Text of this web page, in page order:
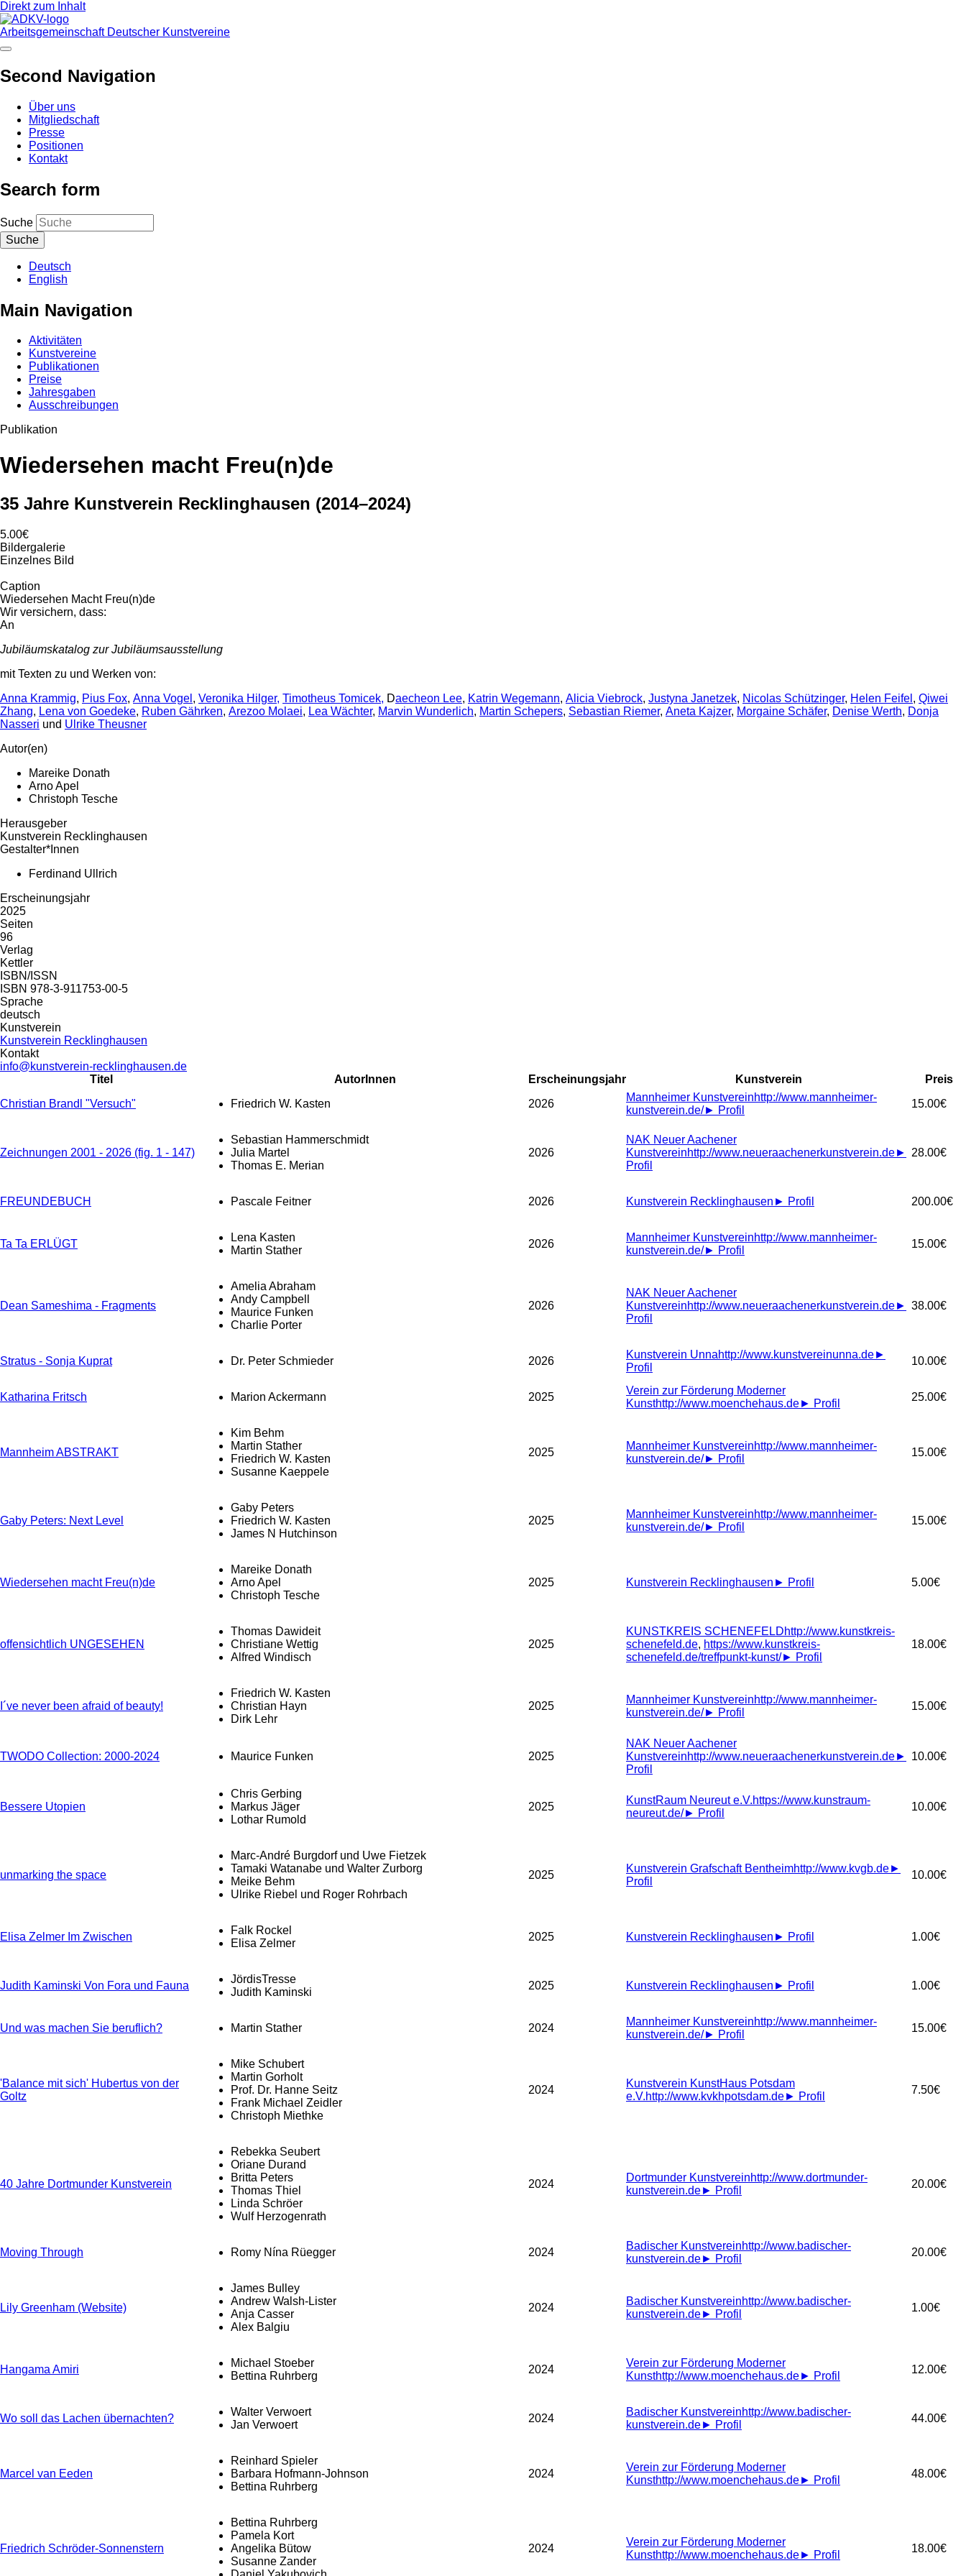
Direkt zum Inhalt
Arbeitsgemeinschaft Deutscher Kunstvereine
Second Navigation
Über uns
Mitgliedschaft
Presse
Positionen
Kontakt
Search form
Suche
Deutsch
English
Main Navigation
Aktivitäten
Kunstvereine
Publikationen
Preise
Jahresgaben
Ausschreibungen
Publikation
Wiedersehen macht Freu(n)de
35 Jahre Kunstverein Recklinghausen (2014–2024)
5.00€
Bildergalerie
Einzelnes Bild
Caption
Wiedersehen Macht Freu(n)de
Wir versichern, dass:
An
Jubiläumskatalog zur Jubiläumsausstellung
mit Texten zu und Werken von:
Anna Krammig, Pius Fox, Anna Vogel , Veronika Hilger, Timotheus Tomicek, Daecheon Lee, Katrin Wegemann, Alicia Viebrock, Justyna Janetzek, Nicolas Schützinger, Helen Feifel , Qiwei
Zhang, Lena von Goedeke, Ruben Gährken, Arezoo Molaei, Lea Wächter, Marvin Wunderlich, Martin Schepers, Sebastian Riemer, Aneta Kajzer, Morgaine Schäfer, Denise Werth, Donja
Nasseri und Ulrike Theusner
Autor(en)
Mareike Donath
Arno Apel
Christoph Tesche
Herausgeber
Kunstverein Recklinghausen
Gestalter*Innen
Ferdinand Ullrich
Erscheinungsjahr
2025
Seiten
96
Verlag
Kettler
ISBN/ISSN
ISBN 978-3-911753-00-5
Sprache
deutsch
Kunstverein
Kunstverein Recklinghausen
Kontakt
info@kunstverein-recklinghausen.de
Titel
AutorInnen Erscheinungsjahr Kunstverein
Preis
Christian Brandl "Versuch"
Friedrich W. Kasten 2026
Mannheimer Kunstvereinhttp://www.mannheimer-
kunstverein.de/► Profil
15.00€
Zeichnungen 2001 - 2026 (fig. 1 - 147)
Sebastian Hammerschmidt
Julia Martel
Thomas E. Merian
2026
NAK Neuer Aachener
Kunstvereinhttp://www.neueraachenerkunstverein.de►
Profil
28.00€
FREUNDEBUCH Pascale Feitner 2026 Kunstverein Recklinghausen ► Profil 200.00€
Ta Ta ERLÜGT
Lena Kasten
Martin Stather
2026
Mannheimer Kunstvereinhttp://www.mannheimer-
kunstverein.de/► Profil
15.00€
Dean Sameshima - Fragments
Amelia Abraham
Andy Campbell
Maurice Funken
Charlie Porter
2026
NAK Neuer Aachener
Kunstvereinhttp://www.neueraachenerkunstverein.de►
Profil
38.00€
Stratus - Sonja Kuprat Dr. Peter Schmieder 2026
Kunstverein Unnahttp://www.kunstvereinunna.de►
Profil
10.00€
Katharina Fritsch Marion Ackermann 2025
Verein zur Förderung Moderner
Kunsthttp://www.moenchehaus.de► Profil
25.00€
Mannheim ABSTRAKT
Kim Behm
Martin Stather
Friedrich W. Kasten
Susanne Kaeppele
2025
Mannheimer Kunstvereinhttp://www.mannheimer-
kunstverein.de/► Profil
15.00€
Gaby Peters: Next Level
Gaby Peters
Friedrich W. Kasten
James N Hutchinson
2025
Mannheimer Kunstvereinhttp://www.mannheimer-
kunstverein.de/► Profil
15.00€
Wiedersehen macht Freu(n)de
Mareike Donath
Arno Apel
Christoph Tesche
2025 Kunstverein Recklinghausen ► Profil 5.00€
offensichtlich UNGESEHEN
Thomas Dawideit
Christiane Wettig
Alfred Windisch
2025
KUNSTKREIS SCHENEFELDhttp://www.kunstkreis-
schenefeld.de, https://www.kunstkreis-
schenefeld.de/treffpunkt-kunst/► Profil
18.00€
I´ve never been afraid of beauty!
Friedrich W. Kasten
Christian Hayn
Dirk Lehr
2025
Mannheimer Kunstvereinhttp://www.mannheimer-
kunstverein.de/► Profil
15.00€
TWODO Collection: 2000-2024 Maurice Funken 2025
NAK Neuer Aachener
Kunstvereinhttp://www.neueraachenerkunstverein.de►
Profil
10.00€
Bessere Utopien
Chris Gerbing
Markus Jäger
Lothar Rumold
2025
KunstRaum Neureut e.V.https://www.kunstraum-
neureut.de/► Profil
10.00€
unmarking the space
Marc-André Burgdorf und Uwe Fietzek
Tamaki Watanabe und Walter Zurborg
Meike Behm
Ulrike Riebel und Roger Rohrbach
2025
Kunstverein Grafschaft Bentheimhttp://www.kvgb.de►
Profil
10.00€
Elisa Zelmer Im Zwischen
Falk Rockel
Elisa Zelmer
2025 Kunstverein Recklinghausen ► Profil 1.00€
Judith Kaminski Von Fora und Fauna
JördisTresse
Judith Kaminski
2025 Kunstverein Recklinghausen ► Profil 1.00€
Und was machen Sie beruflich? Martin Stather 2024
Mannheimer Kunstvereinhttp://www.mannheimer-
kunstverein.de/► Profil
15.00€
'Balance mit sich' Hubertus von der
Goltz
Mike Schubert
Martin Gorholt
Prof. Dr. Hanne Seitz
Frank Michael Zeidler
Christoph Miethke
2024
Kunstverein KunstHaus Potsdam
e.V.http://www.kvkhpotsdam.de► Profil
7.50€
40 Jahre Dortmunder Kunstverein
Rebekka Seubert
Oriane Durand
Britta Peters
Thomas Thiel
Linda Schröer
Wulf Herzogenrath
2024
Dortmunder Kunstvereinhttp://www.dortmunder-
kunstverein.de► Profil
20.00€
Moving Through Romy Nína Rüegger 2024
Badischer Kunstvereinhttp://www.badischer-
kunstverein.de► Profil
20.00€
Lily Greenham (Website)
James Bulley
Andrew Walsh-Lister
Anja Casser
Alex Balgiu
2024
Badischer Kunstvereinhttp://www.badischer-
kunstverein.de► Profil
1.00€
Hangama Amiri
Michael Stoeber
Bettina Ruhrberg
2024
Verein zur Förderung Moderner
Kunsthttp://www.moenchehaus.de► Profil
12.00€
Wo soll das Lachen übernachten?
Walter Verwoert
Jan Verwoert
2024
Badischer Kunstvereinhttp://www.badischer-
kunstverein.de► Profil
44.00€
Marcel van Eeden
Reinhard Spieler
Barbara Hofmann-Johnson
Bettina Ruhrberg
2024
Verein zur Förderung Moderner
Kunsthttp://www.moenchehaus.de► Profil
48.00€
Friedrich Schröder-Sonnenstern
Bettina Ruhrberg
Pamela Kort
Angelika Bütow
Susanne Zander
2024
Verein zur Förderung Moderner
Kunsthttp://www.moenchehaus.de► Profil
18.00€